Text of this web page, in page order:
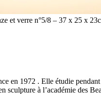
et verre n°5/8 – 37 x 25 x
en 1972 . Elle étudie
sculpture à l’académie des